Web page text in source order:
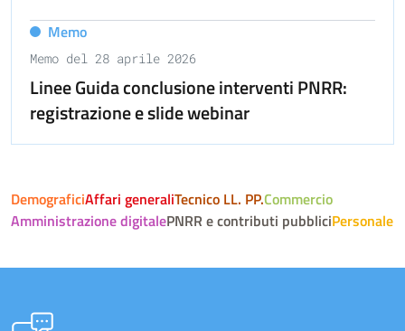
Memo
Memo del 28 aprile 2026
Linee Guida conclusione interventi PNRR:
registrazione e slide webinar
DemograficiAffari generaliTecnico LL. PP.Commercio
Amministrazione digitalePNRR e contributi pubbliciPersonale